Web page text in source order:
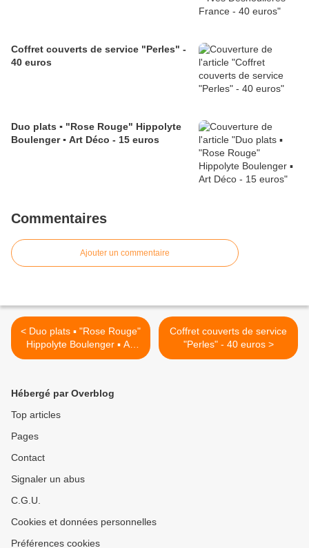
Coffret couverts de service "Perles" -
40 euros
Duo plats ▪︎ "Rose Rouge" Hippolyte
Boulenger ▪︎ Art Déco - 15 euros
Commentaires
Ajouter un commentaire
< Duo plats ▪︎ "Rose Rouge"
Hippolyte Boulenger ▪︎ Art
Déco - 15 euros
Coffret couverts de service
"Perles" - 40 euros >
Hébergé par Overblog
Top articles
Pages
Contact
Signaler un abus
C.G.U.
Cookies et données personnelles
Préférences cookies